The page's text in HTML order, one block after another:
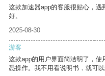
这款加速器app的客服很贴心，
好。
2025-08-30
游客
这款app的用户界面简洁明了，
悉操作。我不用看说明书，就可以